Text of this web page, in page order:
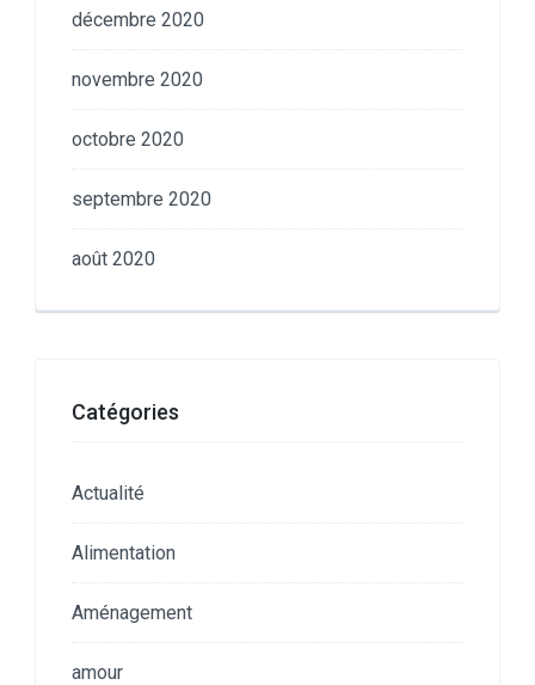
décembre 2020
novembre 2020
octobre 2020
septembre 2020
août 2020
Catégories
Actualité
Alimentation
Aménagement
amour